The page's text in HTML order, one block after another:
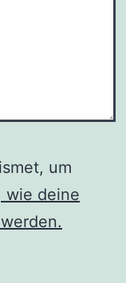
um
wie deine